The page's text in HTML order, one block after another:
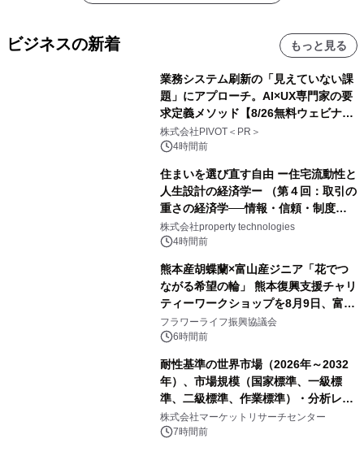
ビジネスの新着 もっと見る
業務システム刷新の「見えていない課
題」にアプローチ。AI×UX専門家の要
求定義メソッド【8/26無料ウェビナ
ー】株式会社PIVOT
株式会社PIVOT＜PR＞
4時間前
住まいを選び直す自由 ー住宅流動性と
人生設計の経済学ー （第４回：取引の
重さの経済学──情報・信頼・制度を
PropTechはどう組み替えるか）｜
PropTech-Lab
株式会社property technologies
4時間前
熊本産胡蝶蘭×富山産ジニア「花でつ
ながる希望の輪」 熊本復興支援チャリ
ティーワークショップを8月9日、富
山・射水で開催
フラワーライフ振興協議会
6時間前
耐性基準の世界市場（2026年～2032
年）、市場規模（国家標準、一級標
準、二級標準、作業標準）・分析レポ
ートを発表
株式会社マーケットリサーチセンター
7時間前